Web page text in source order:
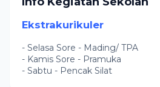
Ekstrakurikuler
- Selasa Sore - Mading/ TPA
- Kamis Sore - Pramuka
- Sabtu - Pencak Silat